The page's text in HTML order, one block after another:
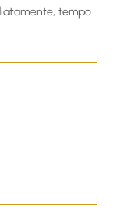
tempo